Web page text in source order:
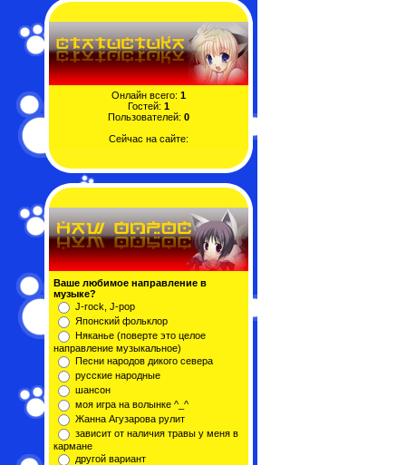
Онлайн всего: 1
Гостей: 1
Пользователей: 0
Сейчас на сайте:
Ваше любимое направление в
музыке?
J-rock, J-pop
Японский фольклор
Няканье (поверте это целое
направление музыкальное)
Песни народов дикого севера
русские народные
шансон
моя игра на волынке ^_^
Жанна Агузарова рулит
зависит от наличия травы у меня в
кармане
другой вариант